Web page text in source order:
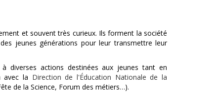
et souvent très curieux. Ils forment la société
jeunes générations pour leur transmettre leur
diverses actions destinées aux jeunes tant en
avec la Direction de l'Éducation Nationale de la
de la Science, Forum des métiers…).